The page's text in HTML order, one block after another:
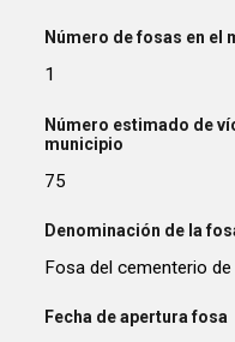
Número de fosas en el
1
Número estimado de
municipio
75
Denominación de la
Fosa del cementerio de
Fecha de apertura fosa